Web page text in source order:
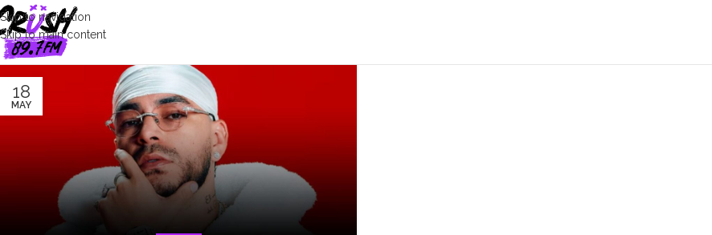
Skip to navigation
Skip to main content
18
MAY